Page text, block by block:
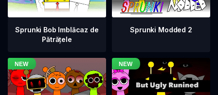
Sprunki Bob Imblăcaz de
Pătrățele
Sprunki Modded 2